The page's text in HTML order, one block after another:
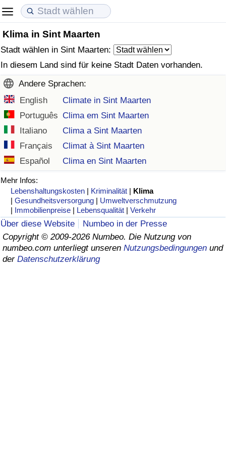
Klima in Sint Maarten
Stadt wählen in Sint Maarten:
In diesem Land sind für keine Stadt Daten vorhanden.
Andere Sprachen:
English
Climate in Sint Maarten
Português Clima em Sint Maarten
Italiano
Clima a Sint Maarten
Français
Climat à Sint Maarten
Español
Clima en Sint Maarten
Mehr Infos:
Lebenshaltungskosten | Kriminalität | Klima
|Gesundheitsversorgung | Umweltverschmutzung
| Immobilienpreise | Lebensqualität |Verkehr
Über diese Website
Numbeo in der Presse
Copyright © 2009-2026 Numbeo. Die Nutzung von
numbeo.com unterliegt unseren Nutzungsbedingungen und
der Datenschutzerklärung
Lebenshaltungskosten
Lebenshaltungskosten-Index (aktuell)
Lebenshaltungskosten-Index
Lebenshaltungskosten-Index nach Land
in Akaba
Immobilienpreise
Immobilienpreis-Index (aktuell)
Immobilienpreis-Index
Immobilienpreis-Index nach Land
Lebensqualität
Lebensqualität-Index
Lebensqualität-Index (aktuell)
Lebensqualitätsindex nach Land
Kriminalität
Kriminalitäts-Index (aktuell)
Kriminalitäts-Index
Kriminalitätsindex nach Land
Gesundheitsversorgung